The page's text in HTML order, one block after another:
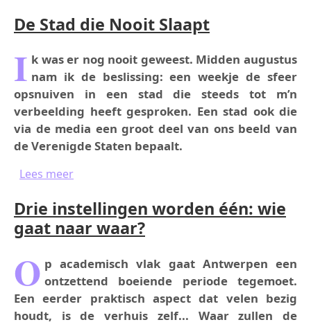
De Stad die Nooit Slaapt
I k was er nog nooit geweest. Midden augustus
nam ik de beslissing: een weekje de sfeer
opsnuiven in een stad die steeds tot m’n
verbeelding heeft gesproken. Een stad ook die
via de media een groot deel van ons beeld van
de Verenigde Staten bepaalt.
Lees meerover De Stad die Nooit Slaapt
Drie instellingen worden één: wie
gaat naar waar?
O p academisch vlak gaat Antwerpen een
ontzettend boeiende periode tegemoet.
Een eerder praktisch aspect dat velen bezig
houdt, is de verhuis zelf... Waar zullen de